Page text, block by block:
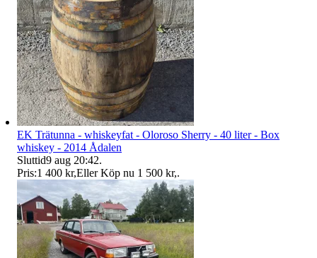
EK Trätunna - whiskeyfat - Oloroso Sherry - 40 liter - Box
whiskey - 2014 Ådalen
Sluttid9 aug 20:42.
Pris:1 400 kr,Eller Köp nu 1 500 kr,.